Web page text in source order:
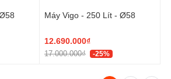
Máy Vigo - 250 Lít - Ø58
12.690.000₫
17.000.000₫ -25%